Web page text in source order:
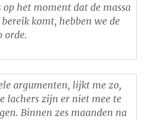
op het moment dat de massa
komt, hebben we de
orde.
argumenten, lijkt me zo,
lachers zijn er niet mee te
Binnen zes maanden na